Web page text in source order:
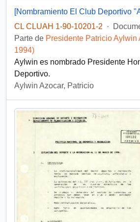
CL CLUAH 1-90-10201-2
·
Parte de Presidente Patricio Aylwin
1994)
Aylwin es nombrado Presidente
Deportivo.
Aylwin Azocar, Patricio